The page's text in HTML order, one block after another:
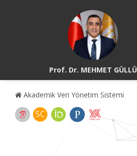
Prof. Dr. MEHMET GÜLLÜ
Akademik Veri Yönetim Sistemi